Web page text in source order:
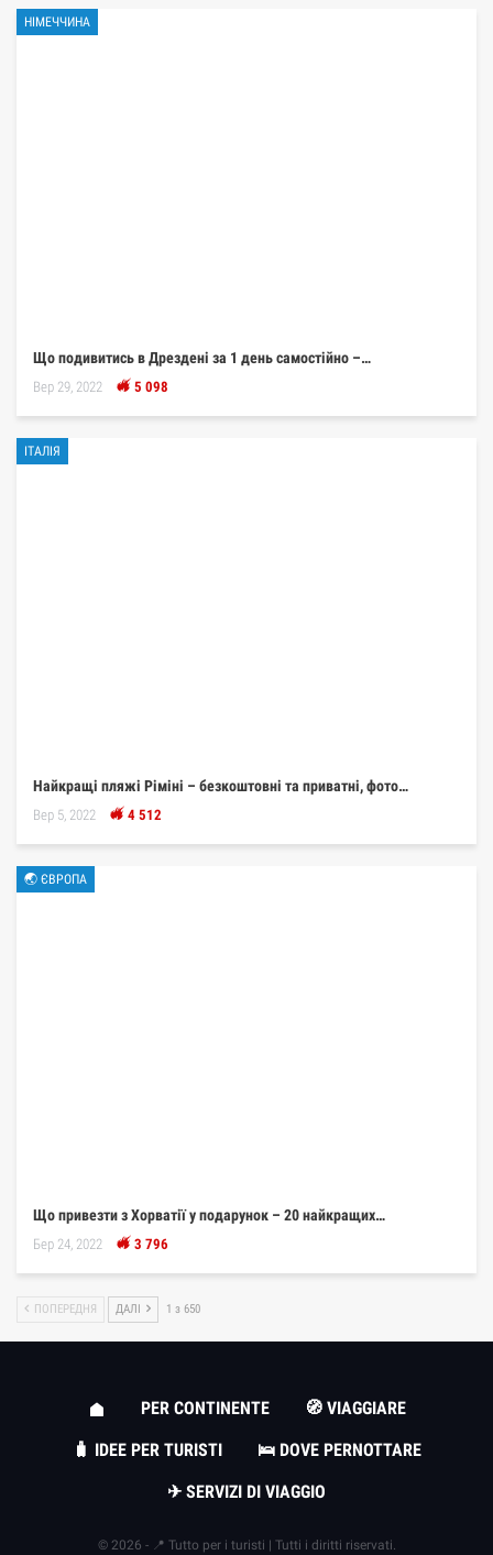
НІМЕЧЧИНА
Що подивитись в Дрездені за 1 день самостійно –…
Вер 29, 2022 5 098
ІТАЛІЯ
Найкращі пляжі Ріміні – безкоштовні та приватні, фото…
Вер 5, 2022 4 512
🌏 ЄВРОПА
Що привезти з Хорватії у подарунок – 20 найкращих…
Бер 24, 2022 3 796
ПОПЕРЕДНЯ ДАЛІ 1 з 650
PER CONTINENTE
🧭 VIAGGIARE
🧳 IDEE PER TURISTI
🛌 DOVE PERNOTTARE
✈ SERVIZI DI VIAGGIO
© 2026 - 📍 Tutto per i turisti | Tutti i diritti riservati.